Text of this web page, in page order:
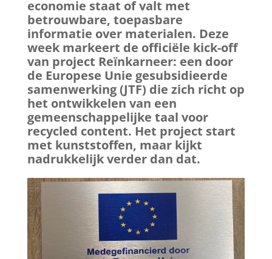
economie staat of valt met
betrouwbare, toepasbare
informatie over materialen. Deze
week markeert de officiële kick-off
van project Reïnkarneer: een door
de Europese Unie gesubsidieerde
samenwerking (JTF) die zich richt op
het ontwikkelen van een
gemeenschappelijke taal voor
recycled content. Het project start
met kunststoffen, maar kijkt
nadrukkelijk verder dan dat.